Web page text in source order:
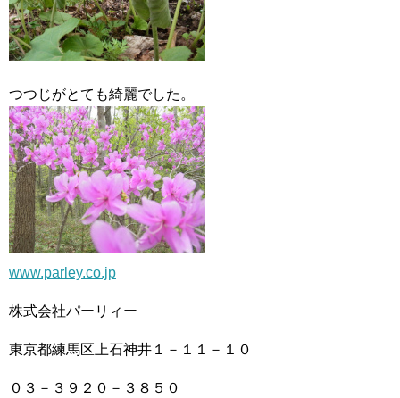
つつじがとても綺麗でした。
www.parley.co.jp
株式会社パーリィー
東京都練馬区上石神井１－１１－１０
０３－３９２０－３８５０